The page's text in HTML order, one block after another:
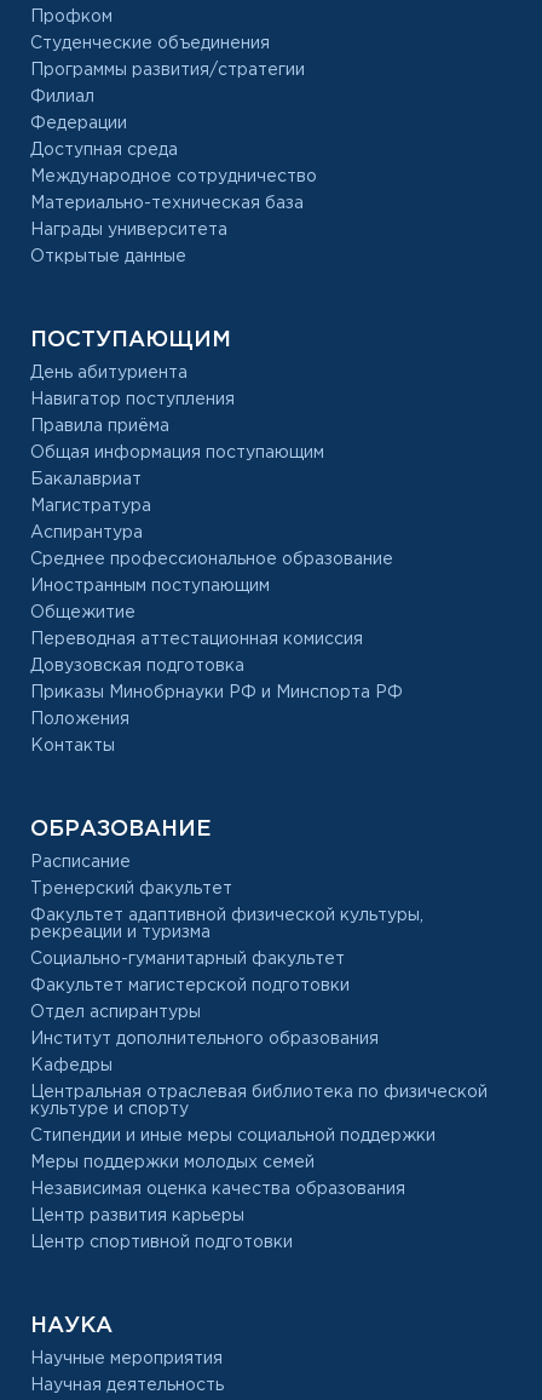
Профком
Студенческие объединения
Программы развития/стратегии
Филиал
Федерации
Доступная среда
Международное сотрудничество
Материально-техническая база
Награды университета
Открытые данные
ПОСТУПАЮЩИМ
День абитуриента
Навигатор поступления
Правила приёма
Общая информация поступающим
Бакалавриат
Магистратура
Аспирантура
Среднее профессиональное образование
Иностранным поступающим
Общежитие
Переводная аттестационная комиссия
Довузовская подготовка
Приказы Минобрнауки РФ и Минспорта РФ
Положения
Контакты
ОБРАЗОВАНИЕ
Расписание
Тренерский факультет
Факультет адаптивной физической культуры,
рекреации и туризма
Социально-гуманитарный факультет
Факультет магистерской подготовки
Отдел аспирантуры
Институт дополнительного образования
Кафедры
Центральная отраслевая библиотека по физической
культуре и спорту
Стипендии и иные меры социальной поддержки
Меры поддержки молодых семей
Независимая оценка качества образования
Центр развития карьеры
Центр спортивной подготовки
НАУКА
Научные мероприятия
Научная деятельность